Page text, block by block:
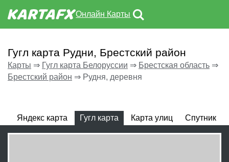
Онлайн Карты
Гугл карта Рудни, Брестский район
Карты ⇒ Гугл карта Белоруссии ⇒ Брестская область ⇒
Брестский район ⇒ Рудня, деревня
Яндекс карта Гугл карта Карта улиц Спутник